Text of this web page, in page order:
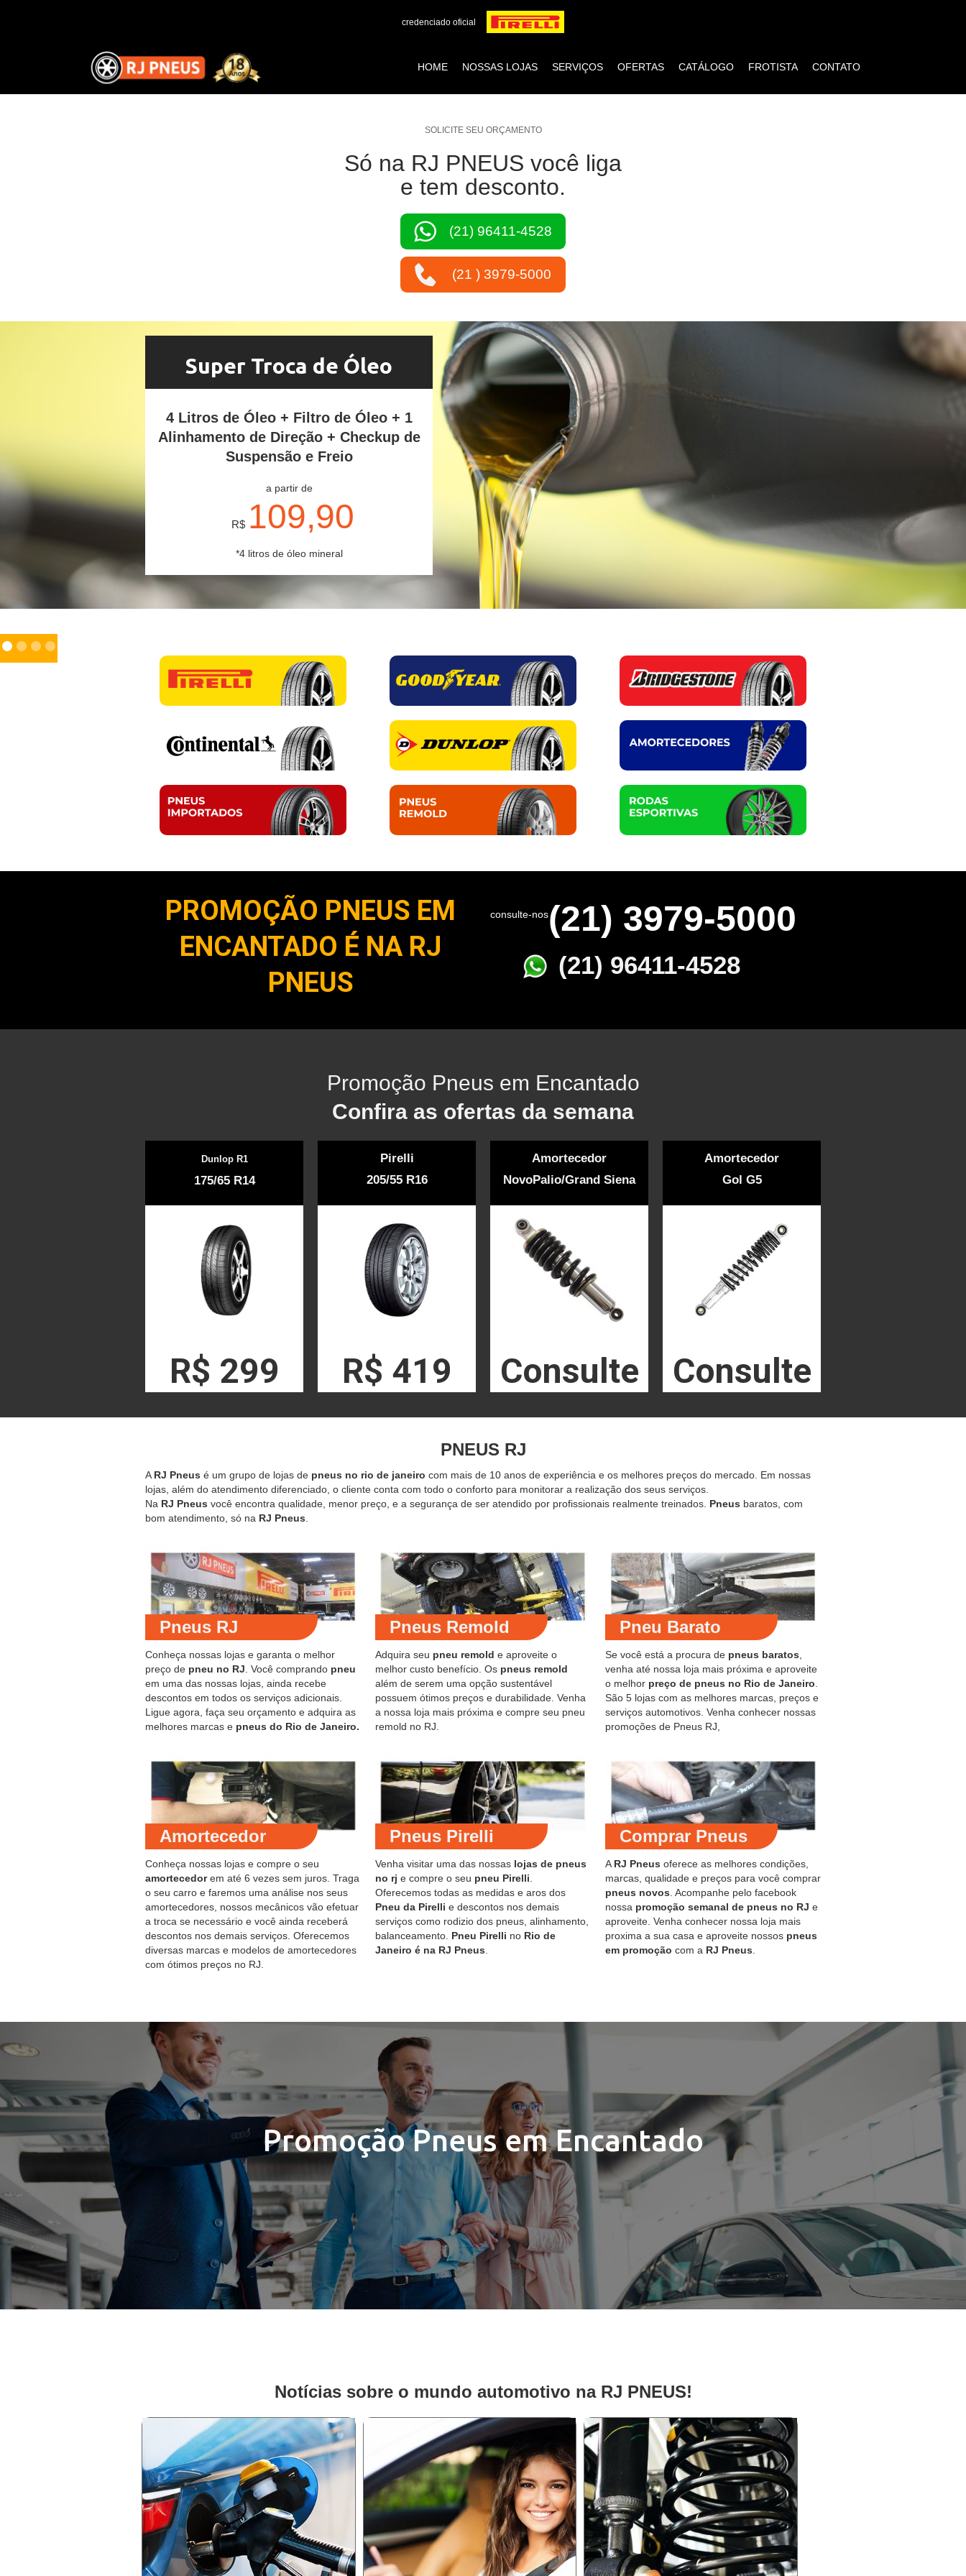
credenciado oficial
HOME NOSSAS LOJAS SERVIÇOS OFERTAS CATÁLOGO FROTISTA CONTATO
SOLICITE SEU ORÇAMENTO
Só na RJ PNEUS você liga
e tem desconto.
(21) 96411-4528
(21 ) 3979-5000
Super Troca de Óleo
4 Litros de Óleo + Filtro de Óleo + 1
Alinhamento de Direção + Checkup de
Suspensão e Freio
a partir de
R$ 109,90
*4 litros de óleo mineral
PROMOÇÃO PNEUS EM
ENCANTADO É NA RJ
PNEUS
consulte-nos(21) 3979-5000
(21) 96411-4528
Promoção Pneus em Encantado
Confira as ofertas da semana
Dunlop R1
175/65 R14
R$ 299
Pirelli
205/55 R16
R$ 419
Amortecedor
NovoPalio/Grand Siena
Consulte
Amortecedor
Gol G5
Consulte
PNEUS RJ
A RJ Pneus é um grupo de lojas de pneus no rio de janeiro com mais de 10 anos de experiência e os melhores preços do mercado. Em nossas
lojas, além do atendimento diferenciado, o cliente conta com todo o conforto para monitorar a realização dos seus serviços.
Na RJ Pneus você encontra qualidade, menor preço, e a segurança de ser atendido por profissionais realmente treinados. Pneus baratos, com
bom atendimento, só na RJ Pneus
Pneus RJ
Conheça nossas lojas e garanta o melhor
preço de pneu no RJ. Você comprando pneu
em uma das nossas lojas, ainda recebe
descontos em todos os serviços adicionais.
Ligue agora, faça seu orçamento e adquira as
melhores marcas e pneus do Rio de Janeiro.
Pneus Remold
Adquira seu pneu remold e aproveite o
melhor custo benefício. Os pneus remold
além de serem uma opção sustentável
possuem ótimos preços e durabilidade. Venha
a nossa loja mais próxima e compre seu pneu
remold no RJ.
Pneu Barato
Se você está a procura de pneus baratos,
venha até nossa loja mais próxima e aproveite
o melhor preço de pneus no Rio de Janeiro.
São 5 lojas com as melhores marcas, preços e
serviços automotivos. Venha conhecer nossas
promoções de Pneus RJ,
Amortecedor
Conheça nossas lojas e compre o seu
amortecedorem até 6 vezes sem juros. Traga
o seu carro e faremos uma análise nos seus
amortecedores, nossos mecânicos vão efetuar
a troca se necessário e você ainda receberá
descontos nos demais serviços. Oferecemos
diversas marcas e modelos de amortecedores
com ótimos preços no RJ.
Pneus Pirelli
Venha visitar uma das nossas lojas de pneus
no rj e compre o seu pneu Pirelli
Oferecemos todas as medidas e aros dos
Pneu da Pirelli e descontos nos demais
serviços como rodizio dos pneus, alinhamento,
balanceamento. Pneu Pirelli no Rio de
Janeiro é na RJ Pneus
Comprar Pneus
A RJ Pneus oferece as melhores condições,
marcas, qualidade e preços para você comprar
pneus novos . Acompanhe pelo facebook
nossa promoção semanal de pneus no RJ e
aproveite. Venha conhecer nossa loja mais
proxima a sua casa e aproveite nossos pneus
em promoção com a RJ Pneus
Promoção Pneus em Encantado
Notícias sobre o mundo automotivo na RJ PNEUS!